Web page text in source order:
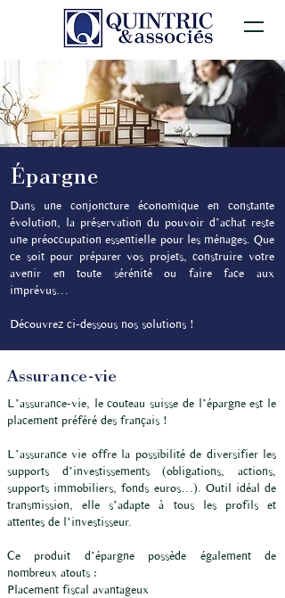
Épargne
Dans une conjoncture économique en constante
évolution, la préservation du pouvoir d’achat reste
une préoccupation essentielle pour les ménages. Que
ce soit pour préparer vos projets, construire votre
avenir en toute sérénité ou faire face aux
imprévus…
Découvrez ci-dessous nos solutions !
Assurance-vie
L’assurance-vie, le couteau suisse de l’épargne est le
placement préféré des français !
L’assurance vie offre la possibilité de diversifier les
supports d’investissements (obligations, actions,
supports immobiliers, fonds euros…). Outil idéal de
transmission, elle s’adapte à tous les profils et
attentes de l’investisseur.
Ce produit d’épargne possède également de
nombreux atouts :​
Placement fiscal avantageux